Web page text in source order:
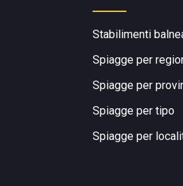
Stabilimenti
Spiagge per
Spiagge per
Spiagge per tipo
Spiagge per